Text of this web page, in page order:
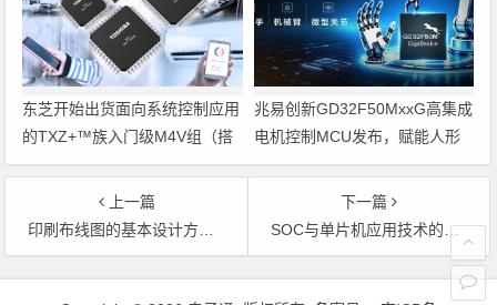
东芝开始出货面向系统控制应用
的TXZ+™族入门级M4V组（搭
载Arm Cortex‑M4内核的标准微
控制器）工程样品
兆易创新GD32F50MxxG高集成
电机控制MCU发布，赋能人形
机器人关节驱动革新
上一篇
印刷布线图的基本设计方法和原则要求
下一篇
SOC与单片机应用技术的发展
文章导航